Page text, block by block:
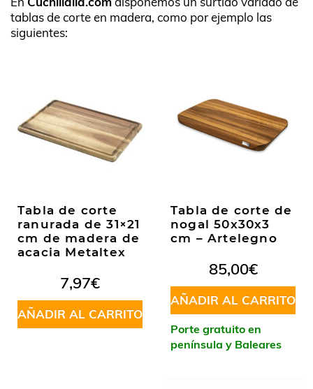
tablas de corte en madera, como por ejemplo las
siguientes:
Tabla de corte
ranurada de 31×21
cm de madera de
acacia Metaltex
7,97€
AÑADIR AL CARRITO
Tabla de corte de
nogal 50x30x3
cm – Artelegno
85,00€
AÑADIR AL CARRITO
Porte gratuito en
península y Baleares